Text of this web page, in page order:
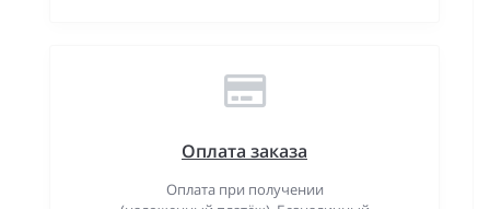
Оплата заказа
Оплата при получении